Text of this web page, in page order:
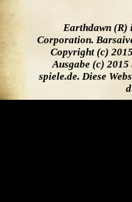
Earthdawn (R)
Corporation.
Copyright (c)
Ausgabe (c) 2015
spiele.de. Diese